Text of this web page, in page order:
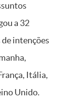
a 32
intenções
Itália,
Unido.